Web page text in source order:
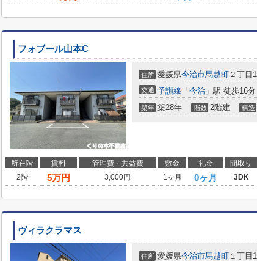
フォブール山本C
住所 愛媛県今治市馬越町 ２丁目
交通 予讃線 「 今治 」駅 徒歩16分
築年 築28年 階数 2階建 構造
所在階 賃料 管理費・共益費 敷金 礼金 間取り
2階
5万円 3,000円 1ヶ月 0ヶ月 3DK
ヴィラクラマス
住所 愛媛県今治市馬越町 １丁目